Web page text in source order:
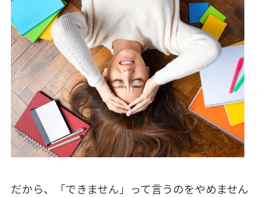
だから、「できません」って言うのをやめません